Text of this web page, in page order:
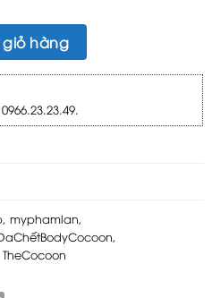
Bào Chết Toàn Thân 200ml số
giỏ hàng
, myphamlan,
,
TheCocoon